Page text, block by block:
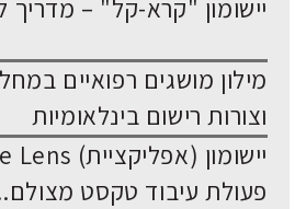
יישומון "קרא-קל" –
מילון מושגים רפואיים
וצורות רישום בינלאומיות
פעולת עיבוד טקסט